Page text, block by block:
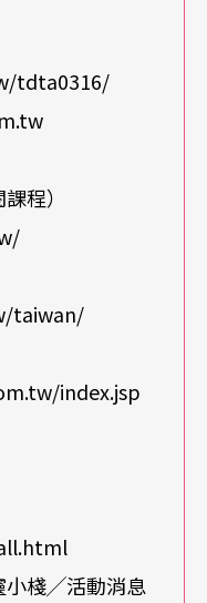
的就是過程，因
的觸媒，「他們
作，反而先問老
笑著說。
完整的輔導醫學
探索的情境；舞
乏醫學知識，不
體運用為主的他
感技巧的部分即
體探索相關，而
如郭又碧所言？
各舞蹈系舞蹈治
曲專科學校綜藝
tdta0316/
程）
taiwan/
index.jsp
棧╱活動消息